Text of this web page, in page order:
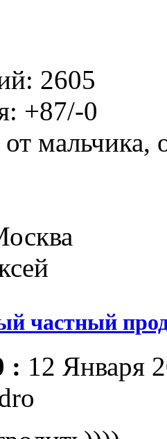
2605
+87/-0
мальчика,
частный
: 12 Января